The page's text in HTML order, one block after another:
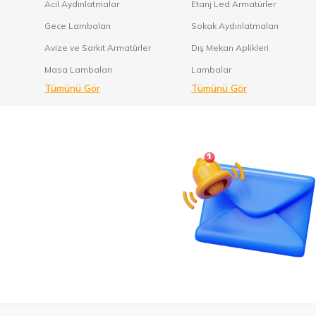
Acil Aydınlatmalar
Gece Lambaları
Avize ve Sarkıt Armatürler
Masa Lambaları
Tümünü Gör
Etanj Led Armatürler
Sokak Aydınlatmaları
Dış Mekan Aplikleri
Lambalar
Tümünü Gör